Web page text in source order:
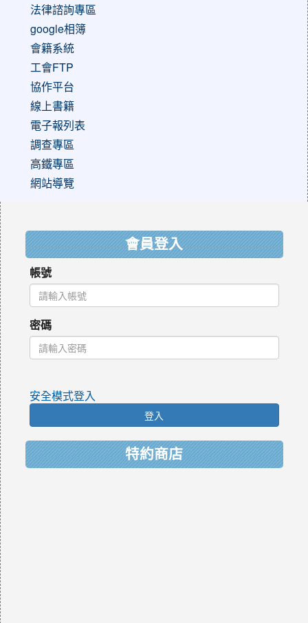
法律諮詢專區
google相簿
會籍系統
工會FTP
協作平台
線上書籍
電子報列表
調查專區
高鐵專區
網站導覽
會員登入
帳號
密碼
安全模式登入
登入
特約商店